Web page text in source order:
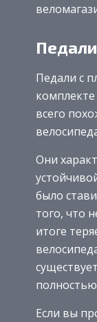
Педали с
всего
Они
было
того, что
итоге
полностью
Если вы